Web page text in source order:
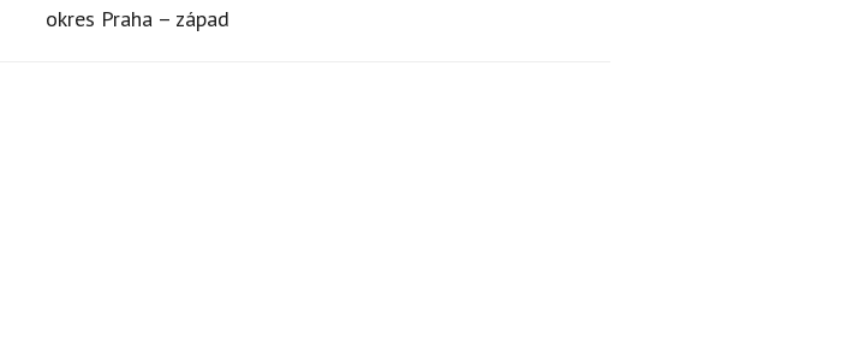
okres Praha – západ